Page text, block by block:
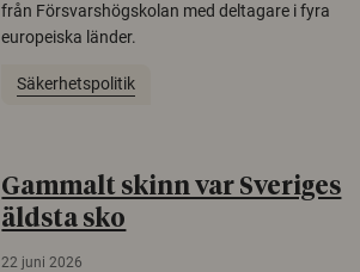
från Försvarshögskolan med deltagare i fyra
europeiska länder.
Säkerhetspolitik
Gammalt skinn var Sveriges
äldsta sko
22 juni 2026